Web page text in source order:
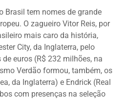
Brasil tem nomes de grande
O zagueiro Vitor Reis, por
mais caro da história,
City, da Inglaterra, pelo
euros (R$ 232 milhões, na
Verdão formou, também, os
da Inglaterra) e Endrick (Real
com presenças na seleção